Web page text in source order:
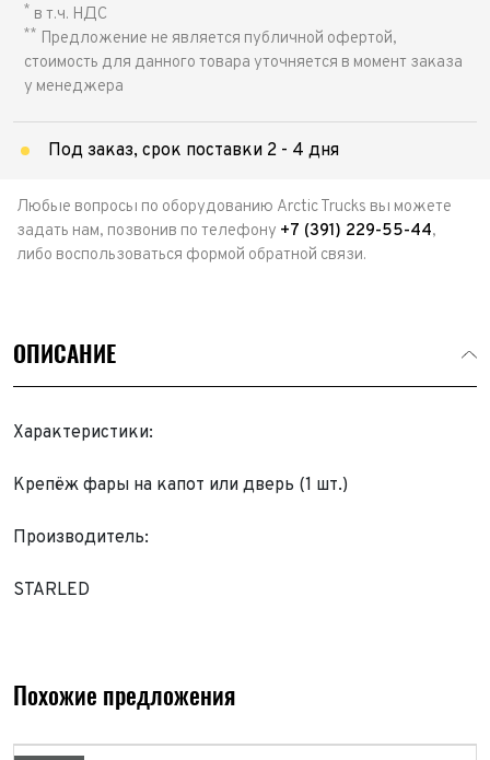
* в т.ч. НДС
** Предложение не является публичной офертой,
стоимость для данного товара уточняется в момент заказа
у менеджера
Под заказ, срок поставки 2 - 4 дня
Любые вопросы по оборудованию Arctic Trucks вы можете
задать нам, позвонив по телефону +7 (391) 229-55-44,
либо воспользоваться формой обратной связи.
ОПИСАНИЕ
Характеристики:
Крепёж фары на капот или дверь (1 шт.)
Производитель:
STARLED
Похожие предложения
ФИО*
Телефон*
Заявка на оценку
ФИО*